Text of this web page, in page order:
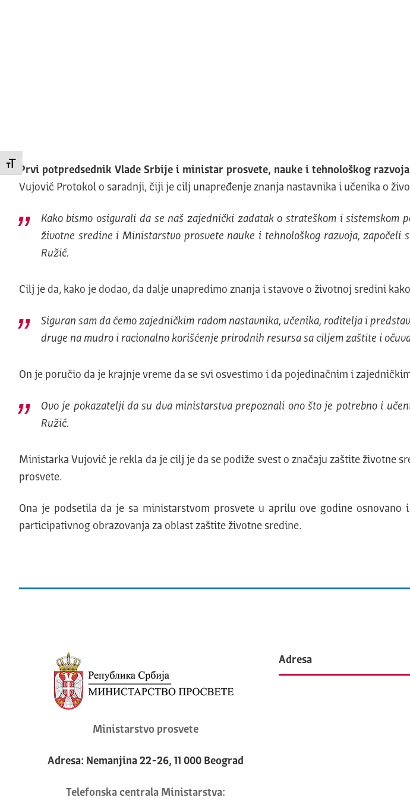
Promeni veličinu slova
Prvi potpredsednik Vlade Srbije i ministar prosvete, nauke i tehnološkog
Vujović Protokol o saradnji, čiji je cilj unapređenje znanja nastavnika i učenika o
Kako bismo osigurali da se naš zajednički zadatak o strateškom i
životne sredine i Ministarstvo prosvete nauke i tehnološkog razvoja, započeli
Ružić.
Cilj je da, kako je dodao, da dalje unapredimo znanja i stavove o životnoj sredini
Siguran sam da ćemo zajedničkim radom nastavnika, učenika, roditelja i
druge na mudro i racionalno korišćenje prirodnih resursa sa ciljem zaštite i
On je poručio da je krajnje vreme da se svi osvestimo i da pojedinačnim i
Ovo je pokazatelji da su dva ministarstva prepoznali ono što je potrebno i
Ružić.
Ministarka Vujović je rekla da je cilj je da se podiže svest o značaju zaštite životne
prosvete.
Ona je podsetila da je sa ministarstvom prosvete u aprilu ove godine
participativnog obrazovanja za oblast zaštite životne sredine.
Ministarstvo prosvete
Adresa: Nemanjina 22-26, 11 000 Beograd
Telefonska centrala Ministarstva:
Adresa